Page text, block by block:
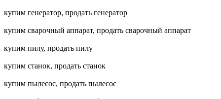
купим генератор, продать генератор
купим сварочный аппарат, продать сварочный аппарат
купим пилу, продать пилу
купим станок, продать станок
купим пылесос, продать пылесос